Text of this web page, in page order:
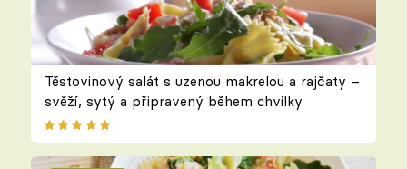
Těstovinový salát s uzenou makrelou a rajčaty –
svěží, sytý a připravený během chvilky